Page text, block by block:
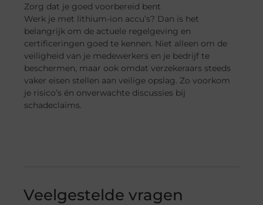
Zorg dat je goed voorbereid bent
Werk je met lithium-ion accu’s? Dan is het
belangrijk om de actuele regelgeving en
certificeringen goed te kennen. Niet alleen om de
veiligheid van je medewerkers en je bedrijf te
beschermen, maar ook omdat verzekeraars steeds
vaker eisen stellen aan veilige opslag. Zo voorkom
je risico’s én onverwachte discussies bij
schadeclaims.
Veelgestelde vragen